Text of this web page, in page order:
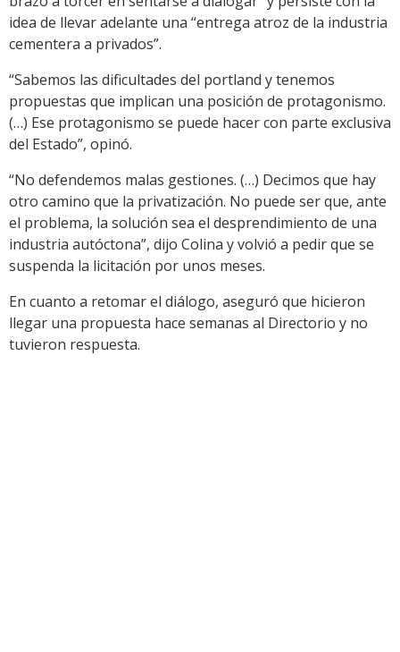
idea de llevar adelante una “entrega atroz de la industria
cementera a privados”.
“Sabemos las dificultades del portland y tenemos
propuestas que implican una posición de protagonismo.
(…) Ese protagonismo se puede hacer con parte exclusiva
del Estado”, opinó.
“No defendemos malas gestiones. (…) Decimos que hay
otro camino que la privatización. No puede ser que, ante
el problema, la solución sea el desprendimiento de una
industria autóctona”, dijo Colina y volvió a pedir que se
suspenda la licitación por unos meses.
En cuanto a retomar el diálogo, aseguró que hicieron
llegar una propuesta hace semanas al Directorio y no
tuvieron respuesta.